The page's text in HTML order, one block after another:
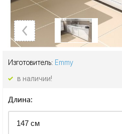
Изготовитель: Emmy
в наличии!
Длина: